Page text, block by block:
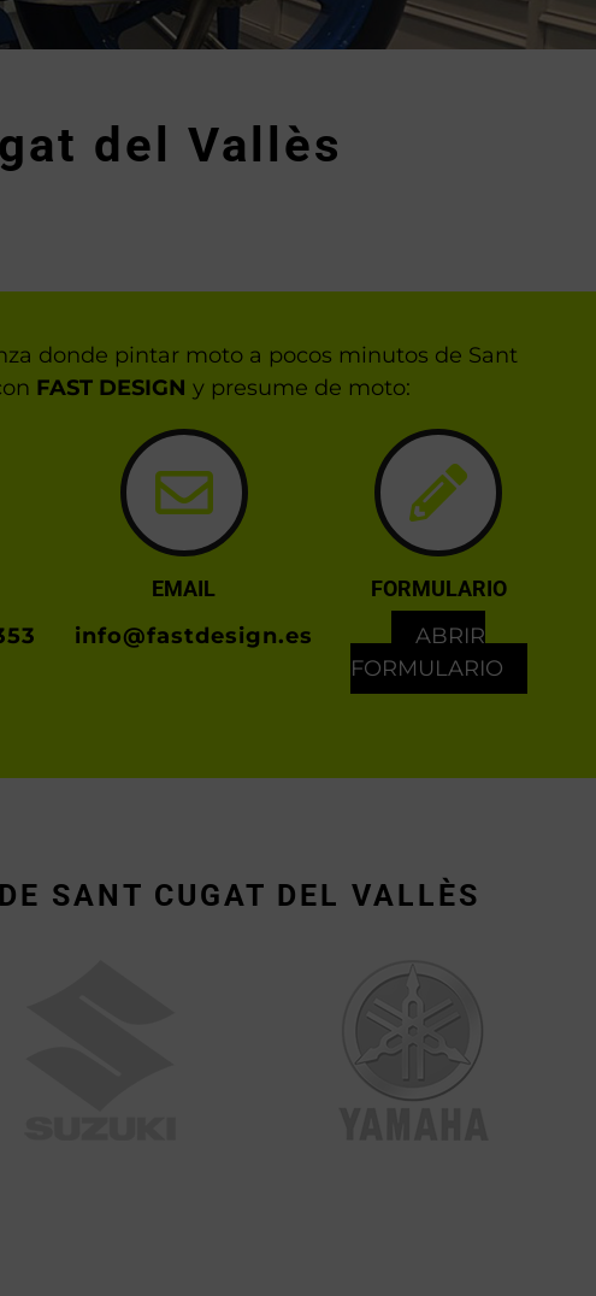
del Vallès
donde pintar moto a pocos minutos de Sant
FAST DESIGN y presume de moto:
EMAIL
info@fastdesign.es
FORMULARIO
ABRIR
FORMULARIO
SANT CUGAT DEL VALLÈS